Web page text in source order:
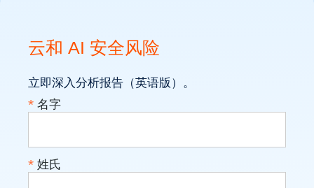
云和 AI 安全风险
立即深入分析报告（英语版）。
* 名字
* 姓氏